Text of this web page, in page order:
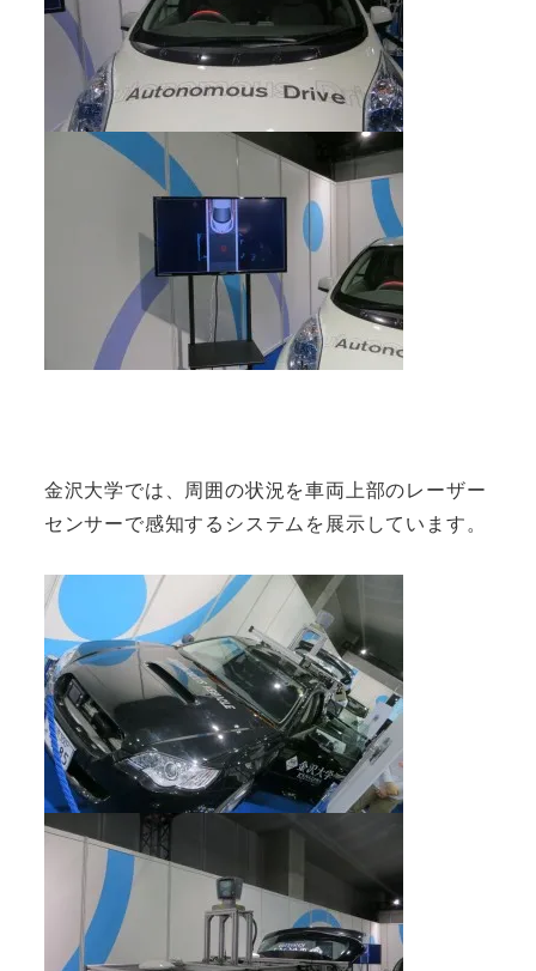
金沢大学では、周囲の状況を車両上部のレーザー
センサーで感知するシステムを展示しています。